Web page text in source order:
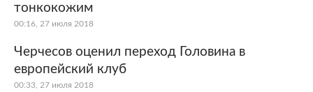
тонкокожим
00:16, 27 июля 2018
Черчесов оценил переход Головина в
европейский клуб
00:33, 27 июля 2018